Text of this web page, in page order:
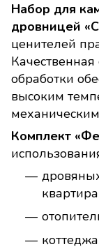
Набор для
дровницей
ценителей
обработки
высоким
Комплект